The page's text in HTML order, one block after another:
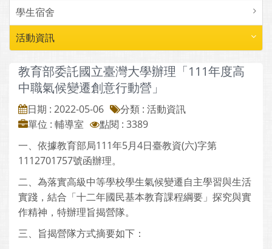
學生宿舍
活動資訊
教育部委託國立臺灣大學辦理「111年度高
中職氣候變遷創意行動營」
日期 : 2022-05-06
分類 : 活動資訊
單位 : 輔導室
點閱 : 3389
一、依據教育部局111年5月4日臺教資(六)字第
1112701757號函辦理。
二、為落實高級中等學校學生氣候變遷自主學習與生活
實踐，結合「十二年國民基本教育課程綱要」探究與實
作精神，特辦理旨揭營隊。
三、旨揭營隊方式摘要如下：